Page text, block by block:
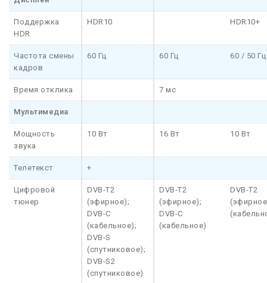
Поддержка
HDR
HDR10 HDR10+
Частота смены
кадров
60 Гц 60 Гц 60 / 50 Гц
Время отклика 7 мс
Мультимедиа
Мощность
звука
10 Вт 16 Вт 10 Вт
Телетекст +
Цифровой
тюнер
DVB-T2
(эфирное);
DVB-C
(кабельное);
DVB-S
(спутниковое);
DVB-S2
(спутниковое)
DVB-T2
(эфирное);
DVB-C
(кабельное)
DVB-T2